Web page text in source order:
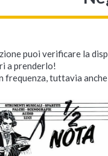
puoi verificare la
a prenderlo!
tuttavia